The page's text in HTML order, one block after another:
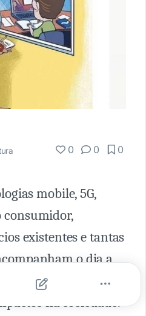
0 0 0
mobile, 5G,
existentes e tantas
o dia a
da
na sociedade.